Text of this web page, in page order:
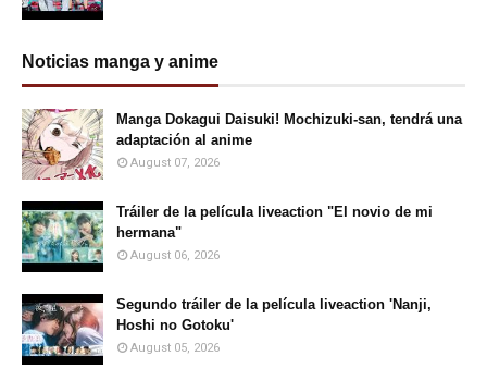
Noticias manga y anime
Manga Dokagui Daisuki! Mochizuki-san, tendrá una
adaptación al anime
August 07, 2026
Tráiler de la película liveaction "El novio de mi
hermana"
August 06, 2026
Segundo tráiler de la película liveaction 'Nanji,
Hoshi no Gotoku'
August 05, 2026